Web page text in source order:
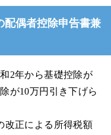
配偶者控除申告書兼
2年から基礎控除が
が10万円引き下げら
改正による所得税額